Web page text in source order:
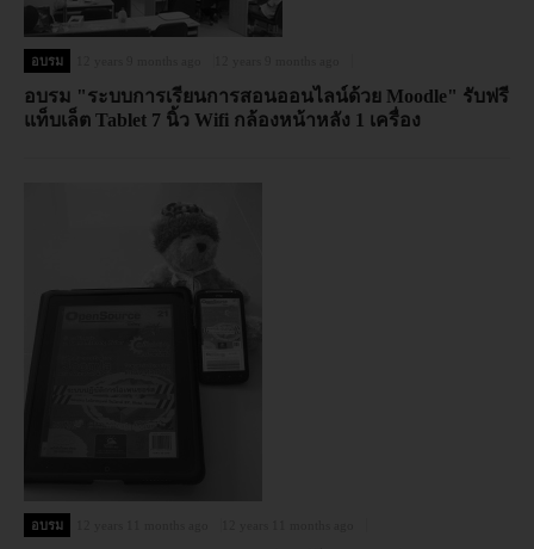
อบรม
อบรม "ระบบการเรียนการสอนออนไลน์ด้วย Moodle" รับฟรี
แท็บเล็ต Tablet 7 นิ้ว Wifi กล้องหน้าหลัง 1 เครื่อง
อบรม